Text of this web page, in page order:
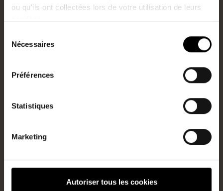
ou qu'ils ont collectées lors de votre utilisation de leurs
services.
Nécessaires
Préférences
Statistiques
Marketing
Autoriser tous les cookies